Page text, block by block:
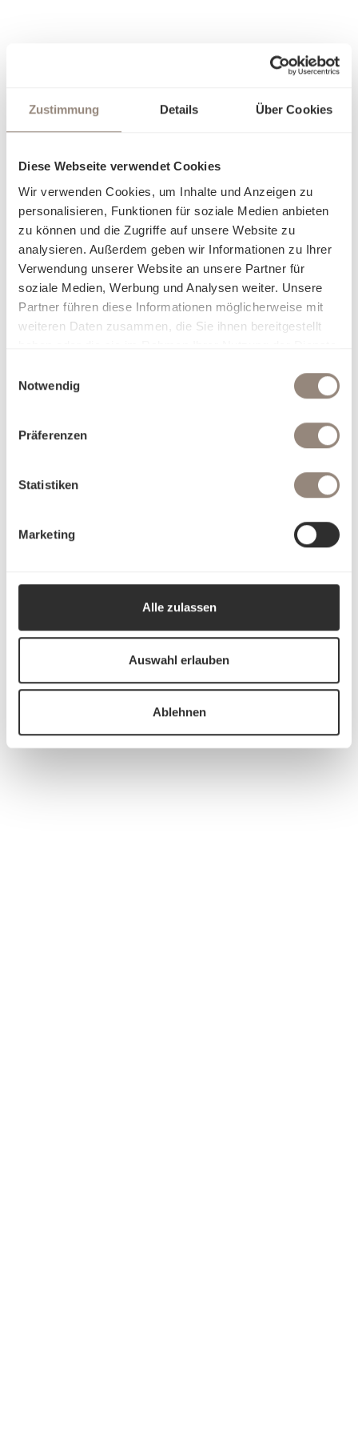
Zustimmung Details Über Cookies
Diese Webseite verwendet Cookies
Wir verwenden Cookies, um Inhalte und Anzeigen zu
personalisieren, Funktionen für soziale Medien anbieten
zu können und die Zugriffe auf unsere Website zu
analysieren. Außerdem geben wir Informationen zu Ihrer
Verwendung unserer Website an unsere Partner für
soziale Medien, Werbung und Analysen weiter. Unsere
Partner führen diese Informationen möglicherweise mit
weiteren Daten zusammen, die Sie ihnen bereitgestellt
Notwendig
Präferenzen
Statistiken
Marketing
Alle zulassen
Auswahl erlauben
Ablehnen